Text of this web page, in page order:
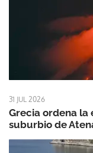
31 JUL 2026
Grecia ordena la
suburbio de